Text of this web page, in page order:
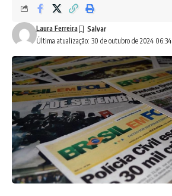
Última atualização: 30 de outubro de 2024 06:34
Laura Ferreira